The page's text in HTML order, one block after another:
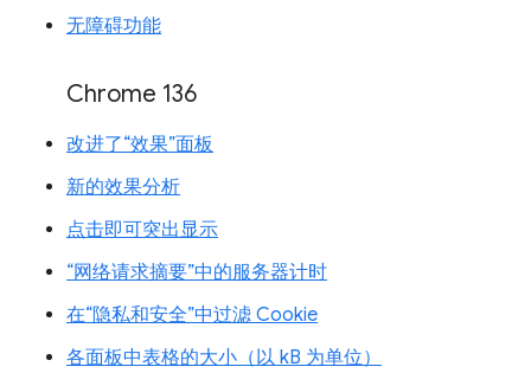
无障碍功能
Chrome 136
改进了“效果”面板
新的效果分析
点击即可突出显示
“网络请求摘要”中的服务器计时
在“隐私和安全”中过滤 Cookie
各面板中表格的大小（以 kB 为单位）